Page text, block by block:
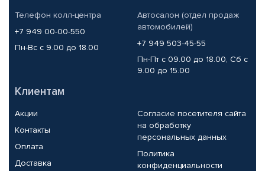
Телефон колл-центра
+7 949 00-00-550
Пн-Вс с 9.00 до 18.00
Автосалон (отдел продаж
автомобилей)
+7 949 503-45-55
Пн-Пт с 09.00 до 18.00, Сб с
9.00 до 15.00
Клиентам
Акции
Контакты
Оплата
Доставка
Согласие посетителя сайта
на обработку
персональных данных
Политика
конфиденциальности